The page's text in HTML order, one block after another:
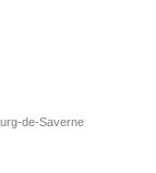
de-Saverne